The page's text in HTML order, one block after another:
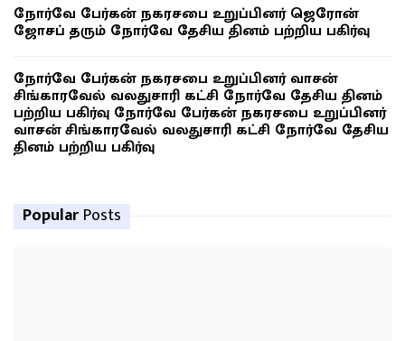
நோர்வே பேர்கன் நகரசபை உறுப்பினர் ஜெரோன்
ஜோசப் தரும் நோர்வே தேசிய தினம் பற்றிய பகிர்வு
நோர்வே பேர்கன் நகரசபை உறுப்பினர் வாசன்
சிங்காரவேல் வலதுசாரி கட்சி நோர்வே தேசிய தினம்
பற்றிய பகிர்வு நோர்வே பேர்கன் நகரசபை உறுப்பினர்
வாசன் சிங்காரவேல் வலதுசாரி கட்சி நோர்வே தேசிய
தினம் பற்றிய பகிர்வு
Popular Posts